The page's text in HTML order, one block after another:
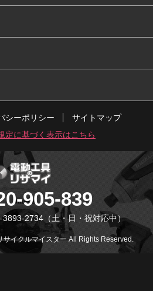
シーポリシー
サイトマップ
定に基づく表示はこちら
905-839
3893-2734 （土・日・祝対応中）
イクルマイスター All Rights Reserved.